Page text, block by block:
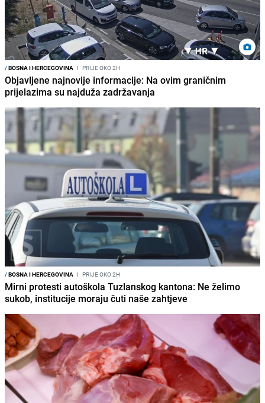
/BOSNA I HERCEGOVINA I PRIJE OKO 2H
Objavljene najnovije informacije: Na ovim graničnim
prijelazima su najduža zadržavanja
/BOSNA I HERCEGOVINA I PRIJE OKO 2H
Mirni protesti autoškola Tuzlanskog kantona: Ne želimo
sukob, institucije moraju čuti naše zahtjeve